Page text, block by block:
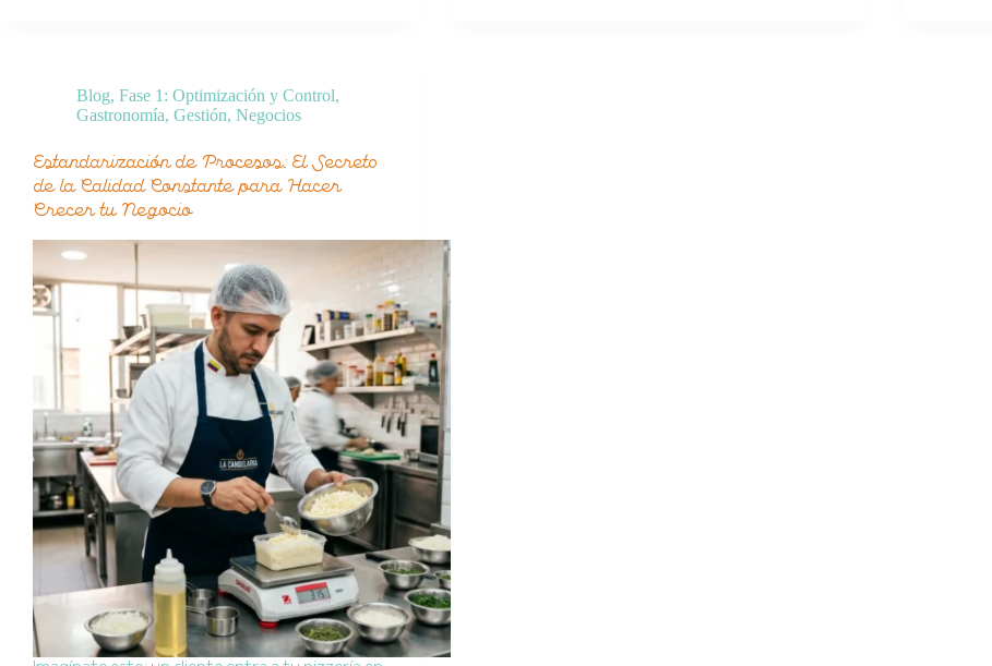
Blog, Fase 1: Optimización y Control,
Gastronomía, Gestión, Negocios
Estandarización de Procesos: El Secreto
de la Calidad Constante para Hacer
Crecer tu Negocio